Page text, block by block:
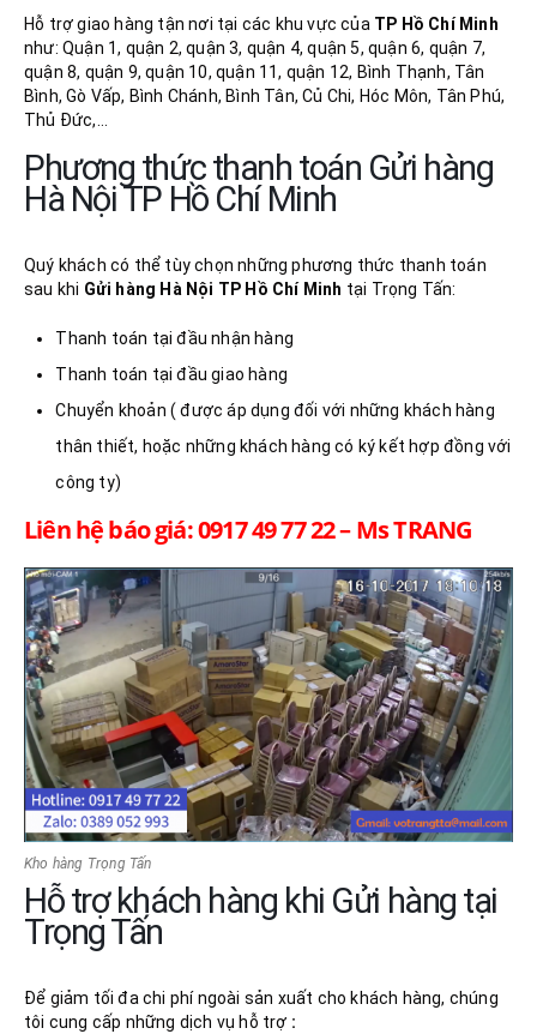
Hỗ trợ giao hàng tận nơi tại các khu vực của TP Hồ Chí Minh
như: Quận 1, quận 2, quận 3, quận 4, quận 5, quận 6, quận 7,
quận 8, quận 9, quận 10, quận 11, quận 12, Bình Thạnh, Tân
Bình, Gò Vấp, Bình Chánh, Bình Tân, Củ Chi, Hóc Môn, Tân Phú,
Thủ Đức,…
Phương thức thanh toán Gửi hàng
Hà Nội TP Hồ Chí Minh
Quý khách có thể tùy chọn những phương thức thanh toán
sau khi Gửi hàng Hà Nội TP Hồ Chí Minh tại Trọng Tấn:
Thanh toán tại đầu nhận hàng
Thanh toán tại đầu giao hàng
Chuyển khoản ( được áp dụng đối với những khách hàng
thân thiết, hoặc những khách hàng có ký kết hợp đồng với
công ty)
Liên hệ báo giá: 0917 49 77 22 – Ms TRANG
Kho hàng Trọng Tấn
Hỗ trợ khách hàng khi Gửi hàng tại
Trọng Tấn
Để giảm tối đa chi phí ngoài sản xuất cho khách hàng, chúng
tôi cung cấp những dịch vụ hỗ trợ :